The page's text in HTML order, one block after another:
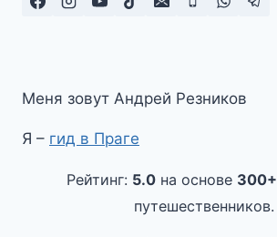
Меня зовут Андрей Резников
Я – гид в Праге
Рейтинг: 5.0 на основе 300+
путешественников.